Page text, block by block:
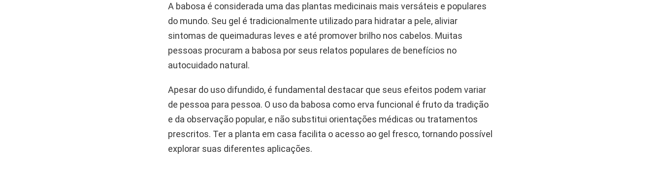
A babosa é considerada uma das plantas medicinais mais versáteis e populares
do mundo. Seu gel é tradicionalmente utilizado para hidratar a pele, aliviar
sintomas de queimaduras leves e até promover brilho nos cabelos. Muitas
pessoas procuram a babosa por seus relatos populares de benefícios no
autocuidado natural.
Apesar do uso difundido, é fundamental destacar que seus efeitos podem variar
de pessoa para pessoa. O uso da babosa como erva funcional é fruto da tradição
e da observação popular, e não substitui orientações médicas ou tratamentos
prescritos. Ter a planta em casa facilita o acesso ao gel fresco, tornando possível
explorar suas diferentes aplicações.